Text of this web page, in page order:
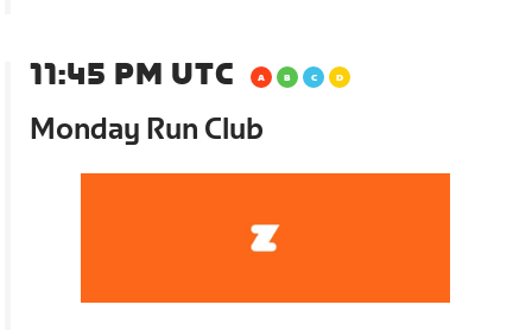
11:45 PM UTC
Monday Run Club